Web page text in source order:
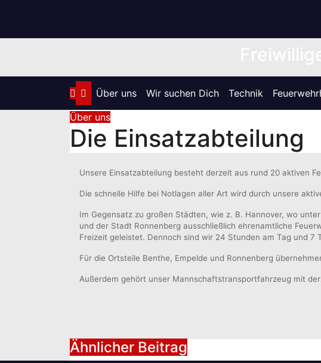
springen
Über uns Wir suchen Dich Technik
Über uns
Die Einsatzabteilung
Unsere Einsatzabteilung besteht derzeit aus rund 20 aktiven
Die schnelle Hilfe bei Notlagen aller Art wird durch unsere
Im Gegensatz zu großen Städten, wie z. B. Hannover, wo
und der Stadt Ronnenberg ausschließlich ehrenamtliche
Freizeit geleistet. Dennoch sind wir 24 Stunden am Tag und 7
Für die Ortsteile Benthe, Empelde und Ronnenberg
Außerdem gehört unser Mannschaftstransportfahrzeug mit
Ähnlicher Beitrag